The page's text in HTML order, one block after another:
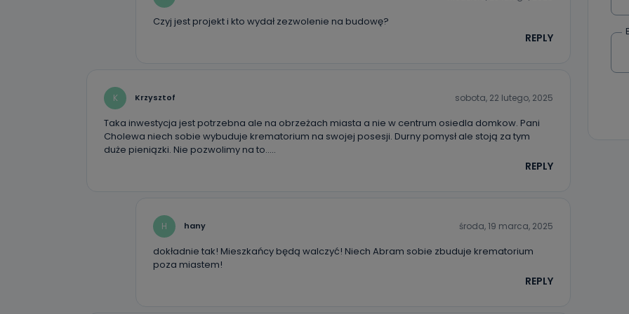
Czyj jest projekt i kto wydał zezwolenie na budowę?
REPLY
K Krzysztof sobota, 22 lutego, 2025
Taka inwestycja jest potrzebna ale na obrzeżach miasta a nie w centrum osiedla domkow. Pani
Cholewa niech sobie wybuduje krematorium na swojej posesji. Durny pomysł ale stoją za tym
duże pieniązki. Nie pozwolimy na to…..
REPLY
H hany środa, 19 marca, 2025
dokładnie tak! Mieszkańcy będą walczyć! Niech Abram sobie zbuduje krematorium
poza miastem!
REPLY